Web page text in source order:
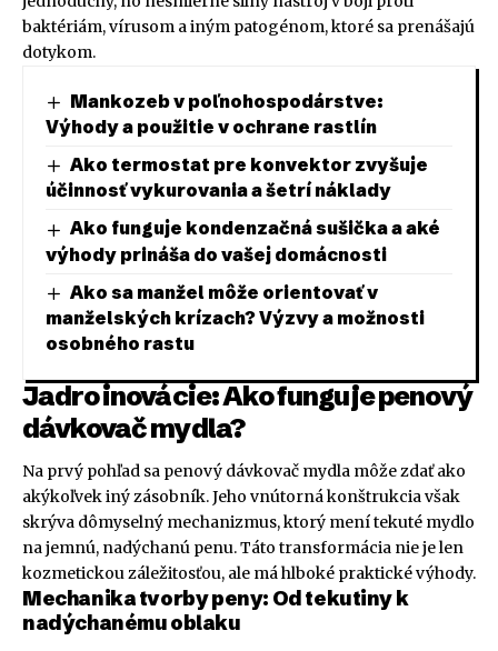
baktériám, vírusom a iným patogénom, ktoré sa prenášajú
dotykom.
Mankozeb v poľnohospodárstve:
Výhody a použitie v ochrane rastlín
Ako termostat pre konvektor zvyšuje
účinnosť vykurovania a šetrí náklady
Ako funguje kondenzačná sušička a aké
výhody prináša do vašej domácnosti
Ako sa manžel môže orientovať v
manželských krízach? Výzvy a možnosti
osobného rastu
Jadro inovácie: Ako funguje penový
dávkovač mydla?
Na prvý pohľad sa penový dávkovač mydla môže zdať ako
akýkoľvek iný zásobník. Jeho vnútorná konštrukcia však
skrýva dômyselný mechanizmus, ktorý mení tekuté mydlo
na jemnú, nadýchanú penu. Táto transformácia nie je len
kozmetickou záležitosťou, ale má hlboké praktické výhody.
Mechanika tvorby peny: Od tekutiny k
nadýchanému oblaku